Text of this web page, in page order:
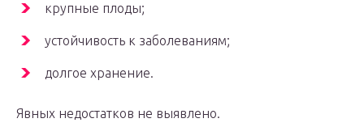
крупные плоды;
устойчивость к заболеваниям;
долгое хранение.
Явных недостатков не выявлено.